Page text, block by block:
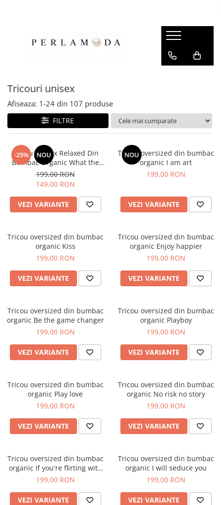
Tricouri unisex
Afiseaza: 1-24 din 107 produse
FILTRE
-25% NOU
Tricou Unisex Relaxed Din
Bumbac Organic What the
fuck is matcha
199,00 RON
149,00 RON
VEZI VARIANTE
NOU
Tricou oversized din bumbac
organic I am art
199,00 RON
VEZI VARIANTE
Tricou oversized din bumbac
organic Kiss
199,00 RON
VEZI VARIANTE
Tricou oversized din bumbac
organic Enjoy happier
199,00 RON
VEZI VARIANTE
Tricou oversized din bumbac
organic Be the game changer
199,00 RON
VEZI VARIANTE
Tricou oversized din bumbac
organic Playboy
199,00 RON
VEZI VARIANTE
Tricou oversized din bumbac
organic Play love
199,00 RON
VEZI VARIANTE
Tricou oversized din bumbac
organic No risk no story
199,00 RON
VEZI VARIANTE
Tricou oversized din bumbac
organic If you're flirting with
me
199,00 RON
VEZI VARIANTE
Tricou oversized din bumbac
organic I will seduce you
199,00 RON
VEZI VARIANTE